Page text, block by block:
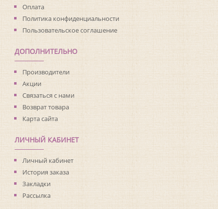
Оплата
Политика конфиденциальности
Пользовательское соглашение
ДОПОЛНИТЕЛЬНО
Производители
Акции
Связаться с нами
Возврат товара
Карта сайта
ЛИЧНЫЙ КАБИНЕТ
Личный кабинет
История заказа
Закладки
Рассылка